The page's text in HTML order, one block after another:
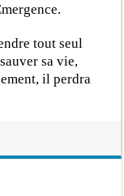
tout seul
sa vie,
il perdra